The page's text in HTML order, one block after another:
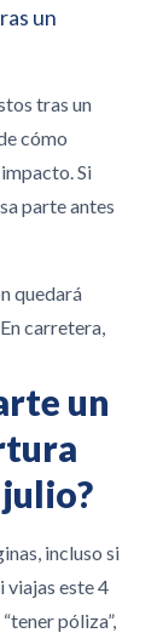
un
tras un
cómo
Si
parte antes
quedará
carretera,
un
incluso si
viajas este 4
póliza”,